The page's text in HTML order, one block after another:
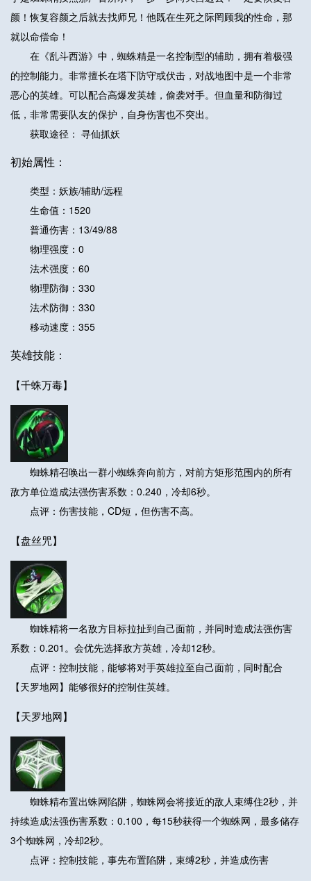
颜！恢复容颜之后就去找师兄！他既在生死之际罔顾我的性命，那
就以命偿命！
在《乱斗西游》中，蜘蛛精是一名控制型的辅助，拥有着极强
的控制能力。非常擅长在塔下防守或伏击，对战地图中是一个非常
恶心的英雄。可以配合高爆发英雄，偷袭对手。但血量和防御过
低，非常需要队友的保护，自身伤害也不突出。
获取途径： 寻仙抓妖
初始属性：
类型：妖族/辅助/远程
生命值：1520
普通伤害：13/49/88
物理强度：0
法术强度：60
物理防御：330
法术防御：330
移动速度：355
英雄技能：
【千蛛万毒】
蜘蛛精召唤出一群小蜘蛛奔向前方，对前方矩形范围内的所有
敌方单位造成法强伤害系数：0.240，冷却6秒。
点评：伤害技能，CD短，但伤害不高。
【盘丝咒】
蜘蛛精将一名敌方目标拉扯到自己面前，并同时造成法强伤害
系数：0.201。会优先选择敌方英雄，冷却12秒。
点评：控制技能，能够将对手英雄拉至自己面前，同时配合
【天罗地网】能够很好的控制住英雄。
【天罗地网】
蜘蛛精布置出蛛网陷阱，蜘蛛网会将接近的敌人束缚住2秒，并
持续造成法强伤害系数：0.100，每15秒获得一个蜘蛛网，最多储存
3个蜘蛛网，冷却2秒。
点评：控制技能，事先布置陷阱，束缚2秒，并造成伤害